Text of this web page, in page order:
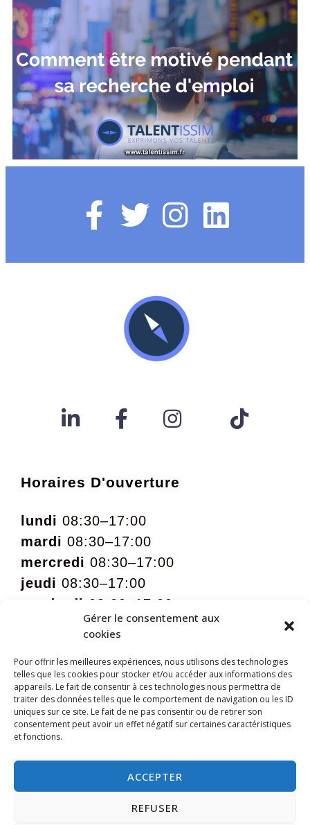
Gérer le consentement aux
cookies
Pour offrir les meilleures expériences, nous utilisons des technologies
telles que les cookies pour stocker et/ou accéder aux informations des
appareils. Le fait de consentir à ces technologies nous permettra de
traiter des données telles que le comportement de navigation ou les ID
uniques sur ce site. Le fait de ne pas consentir ou de retirer son
consentement peut avoir un effet négatif sur certaines caractéristiques
et fonctions.
ACCEPTER
REFUSER
Horaires D'ouverture
lundi 08:30–17:00
mardi 08:30–17:00
mercredi 08:30–17:00
jeudi 08:30–17:00
vendredi 08:30–17:00
09:00 – 12:00 sur rdv